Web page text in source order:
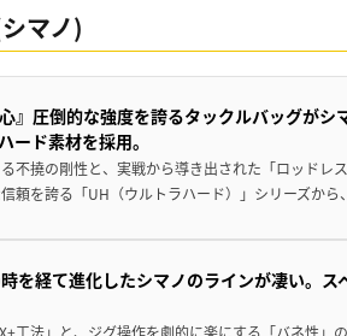
マノ)
』圧倒的な強度を誇るタックルバッグがシ
ード素材を採用。
不撓の剛性と、実戦から導き出された「ロッドレ
頼を誇る「UH（ウルトラハード）」シリーズから
を経て進化したシマノのラインが凄い。ス
工法」と、ジグ操作を劇的に楽にする「バネ性」